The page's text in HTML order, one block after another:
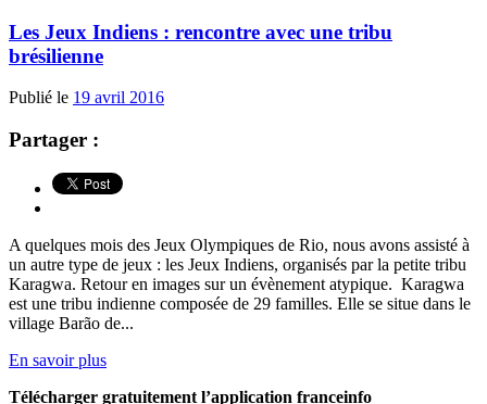
Les Jeux Indiens : rencontre avec une tribu
brésilienne
Publié le 19 avril 2016
Partager :
A quelques mois des Jeux Olympiques de Rio, nous avons assisté à
un autre type de jeux : les Jeux Indiens, organisés par la petite tribu
Karagwa. Retour en images sur un évènement atypique. Karagwa
est une tribu indienne composée de 29 familles. Elle se situe dans le
village Barão de...
En savoir plus
Télécharger gratuitement l’application franceinfo